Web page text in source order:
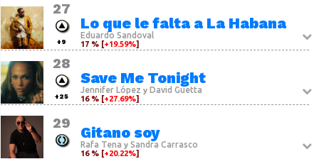
27
+9
Lo que le falta a La Habana
Eduardo Sandoval
17 % [+19.59%]
28
+25
Save Me Tonight
Jennifer López y David Guetta
16 % [+27.69%]
29
Gitano soy
Rafa Tena y Sandra Carrasco
16 % [+20.22%]